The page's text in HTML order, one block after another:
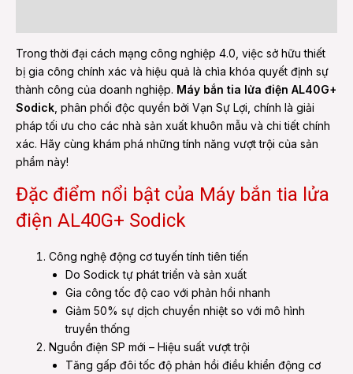
Trong thời đại cách mạng công nghiệp 4.0, việc sở hữu thiết
bị gia công chính xác và hiệu quả là chìa khóa quyết định sự
thành công của doanh nghiệp. Máy bắn tia lửa điện AL40G+
Sodick , phân phối độc quyền bởi Vạn Sự Lợi, chính là giải
pháp tối ưu cho các nhà sản xuất khuôn mẫu và chi tiết chính
xác. Hãy cùng khám phá những tính năng vượt trội của sản
phẩm này!
Đặc điểm nổi bật của Máy bắn tia lửa
điện AL40G+ Sodick
Công nghệ động cơ tuyến tính tiên tiến
Do Sodick tự phát triển và sản xuất
Gia công tốc độ cao với phản hồi nhanh
Giảm 50% sự dịch chuyển nhiệt so với mô hình
truyền thống
Nguồn điện SP mới – Hiệu suất vượt trội
Tăng gấp đôi tốc độ phản hồi điều khiển động cơ